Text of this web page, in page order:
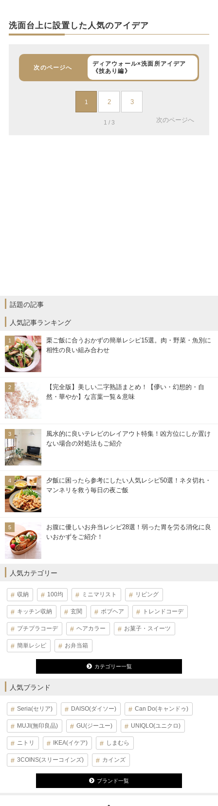
洗面台上に設置した人気のアイデア
次のページへ
ディアウォール×洗面所アイデア
《技あり編》
1 2 3
1 / 3 次のページへ
話題の記事
人気記事ランキング
栗ご飯に合うおかずの簡単レシピ15選。肉・野菜・魚別に
相性の良い組み合わせ
【完全版】美しい二字熟語まとめ！【儚い・幻想的・自
然・華やか】な言葉一覧＆意味
風水的に良いテレビのレイアウト特集！凶方位にしか置け
ない場合の対処法もご紹介
夕飯に困ったら参考にしたい人気レシピ50選！ネタ切れ・
マンネリを救う毎日の夜ご飯
お腹に優しいお弁当レシピ28選！弱った胃を労る消化に良
いおかずをご紹介！
人気カテゴリー
収納 100均 ミニマリスト リビング
キッチン収納 玄関 ボブヘア トレンドコーデ
プチプラコーデ ヘアカラー お菓子・スイーツ
簡単レシピ お弁当箱
カテゴリー一覧
人気ブランド
Seria(セリア) DAISO(ダイソー) Can Do(キャンドゥ)
MUJI(無印良品) GU(ジーユー) UNIQLO(ユニクロ)
ニトリ IKEA(イケア) しまむら
3COINS(スリーコインズ) カインズ
ブランド一覧